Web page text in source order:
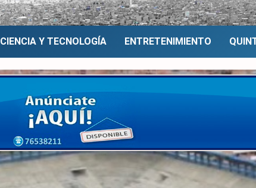
CIENCIA Y TECNOLOGÍA ENTRETENIMIENTO